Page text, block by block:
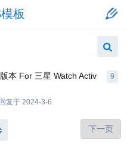
板
本 For 三星 Watch Activ
回复于 2024-3-6
9
下一页